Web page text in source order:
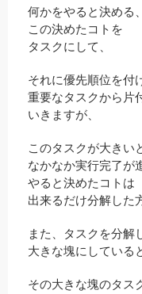
何かをやると決める、
この決めたコトを
タスクにして、
それに優先順位を付
重要なタスクから片
いきますが、
このタスクが大きい
なかなか実行完了が
やると決めたコトは
出来るだけ分解した
また、タスクを分解
大きな塊にしている
その大きな塊のタス